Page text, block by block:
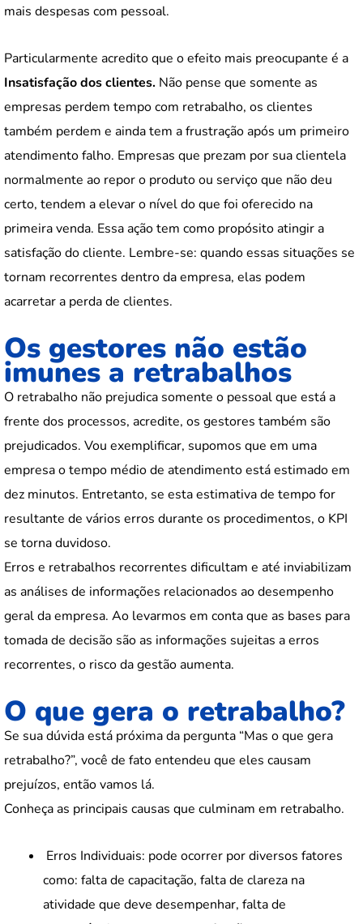
mais despesas com pessoal.
Particularmente acredito que o efeito mais preocupante é a
Insatisfação dos clientes. Não pense que somente as
empresas perdem tempo com retrabalho, os clientes
também perdem e ainda tem a frustração após um primeiro
atendimento falho. Empresas que prezam por sua clientela
normalmente ao repor o produto ou serviço que não deu
certo, tendem a elevar o nível do que foi oferecido na
primeira venda. Essa ação tem como propósito atingir a
satisfação do cliente. Lembre-se: quando essas situações se
tornam recorrentes dentro da empresa, elas podem
acarretar a perda de clientes.
Os gestores não estão
imunes a retrabalhos
O retrabalho não prejudica somente o pessoal que está a
frente dos processos, acredite, os gestores também são
prejudicados. Vou exemplificar, supomos que em uma
empresa o tempo médio de atendimento está estimado em
dez minutos. Entretanto, se esta estimativa de tempo for
resultante de vários erros durante os procedimentos, o KPI
se torna duvidoso.
Erros e retrabalhos recorrentes dificultam e até inviabilizam
as análises de informações relacionados ao desempenho
geral da empresa. Ao levarmos em conta que as bases para
tomada de decisão são as informações sujeitas a erros
recorrentes, o risco da gestão aumenta.
O que gera o retrabalho?
Se sua dúvida está próxima da pergunta “Mas o que gera
retrabalho?”, você de fato entendeu que eles causam
prejuízos, então vamos lá.
Conheça as principais causas que culminam em retrabalho.
Erros Individuais: pode ocorrer por diversos fatores
como: falta de capacitação, falta de clareza na
atividade que deve desempenhar, falta de